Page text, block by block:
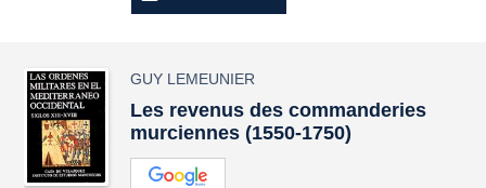
GUY LEMEUNIER
Les revenus des commanderies
murciennes (1550-1750)